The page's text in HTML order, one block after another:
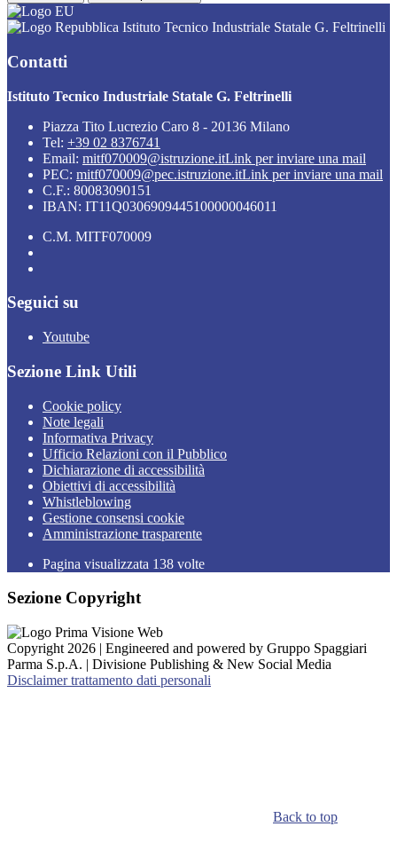
Istituto Tecnico Industriale Statale G. Feltrinelli
Contatti
Istituto Tecnico Industriale Statale G. Feltrinelli
Piazza Tito Lucrezio Caro 8 - 20136 Milano
Tel: +39 02 8376741
Email: mitf070009@istruzione.itLink per inviare una mail
PEC: mitf070009@pec.istruzione.itLink per inviare una mail
C.F.: 80083090151
IBAN: IT11Q0306909445100000046011
C.M. MITF070009
Seguici su
Youtube
Sezione Link Utili
Cookie policy
Note legali
Informativa Privacy
Ufficio Relazioni con il Pubblico
Dichiarazione di accessibilità
Obiettivi di accessibilità
Whistleblowing
Gestione consensi cookie
Amministrazione trasparente
Pagina visualizzata 138 volte
Sezione Copyright
Copyright 2026 | Engineered and powered by Gruppo Spaggiari
Parma S.p.A. | Divisione Publishing & New Social Media
Disclaimer trattamento dati personali
Back to top